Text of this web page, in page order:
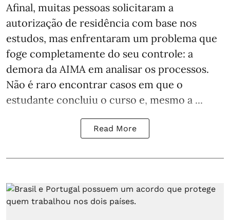
Afinal, muitas pessoas solicitaram a
autorização de residência com base nos
estudos, mas enfrentaram um problema que
foge completamente do seu controle: a
demora da AIMA em analisar os processos.
Não é raro encontrar casos em que o
estudante concluiu o curso e, mesmo a ...
Read More